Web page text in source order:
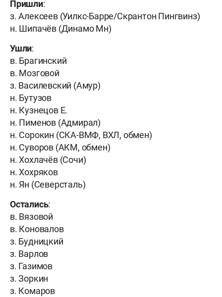
Пришли:
з. Алексеев (Уилкс-Барре/Скрантон Пингвинз)
н. Шипачёв (Динамо Мн)
Ушли:
в. Брагинский
в. Мозговой
з. Василевский (Амур)
н. Бутузов
н. Кузнецов Е.
н. Пименов (Адмирал)
н. Сорокин (СКА-ВМФ, ВХЛ, обмен)
н. Суворов (АКМ, обмен)
н. Хохлачёв (Сочи)
н. Хохряков
н. Ян (Северсталь)
Остались:
в. Вязовой
в. Коновалов
з. Будницкий
з. Варлов
з. Газимов
з. Зоркин
з. Комаров